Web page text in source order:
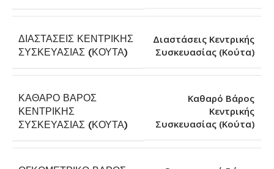
ΔΙΑΣΤΆΣΕΙΣ ΚΕΝΤΡΙΚΉΣ
ΣΥΣΚΕΥΑΣΊΑΣ (ΚΟΎΤΑ)
Διαστάσεις Κεντρικής
Συσκευασίας (Κούτα)
ΚΑΘΑΡΌ ΒΆΡΟΣ
ΚΕΝΤΡΙΚΉΣ
ΣΥΣΚΕΥΑΣΊΑΣ (ΚΟΎΤΑ)
Καθαρό Βάρος
Κεντρικής
Συσκευασίας (Κούτα)